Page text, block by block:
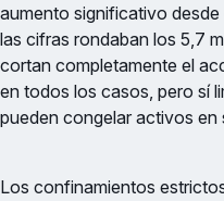
aumento significativo
las cifras rondaban los 5,7
cortan completamente el
en todos los casos, pero sí
pueden congelar activos en
Los confinamientos